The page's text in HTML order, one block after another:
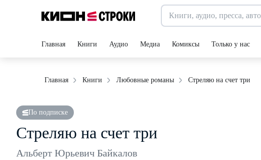
Главная Книги Аудио Медиа Комиксы Только у нас
Главная Книги Любовные романы Стреляю на счет три
По подписке
Стреляю на счет три
Альберт Юрьевич Байкалов